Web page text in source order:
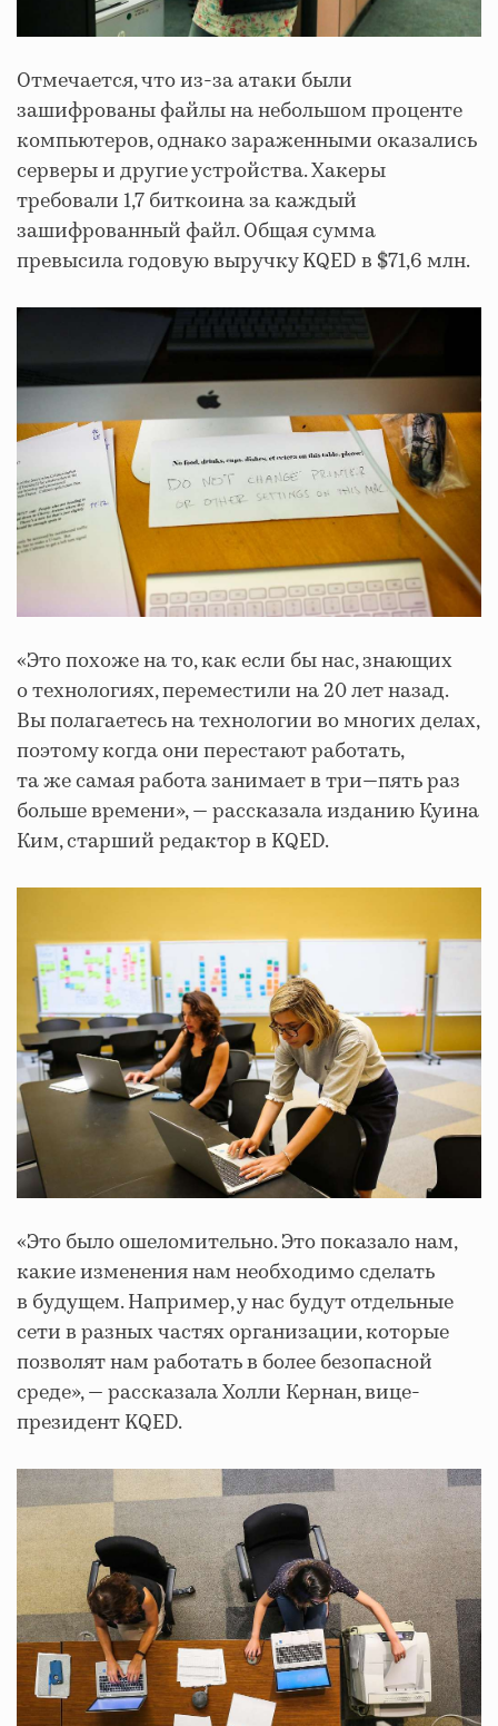
Отмечается, что из-за атаки были
зашифрованы файлы на небольшом проценте
компьютеров, однако зараженными оказались
серверы и другие устройства. Хакеры
требовали 1,7 биткоина за каждый
зашифрованный файл. Общая сумма
превысила годовую выручку KQED в $71,6 млн.
«Это похоже на то, как если бы нас, знающих
о технологиях, переместили на 20 лет назад.
Вы полагаетесь на технологии во многих делах,
поэтому когда они перестают работать,
та же самая работа занимает в три—пять раз
больше времени», — рассказала изданию Куина
Ким, старший редактор в KQED.
«Это было ошеломительно. Это показало нам,
какие изменения нам необходимо сделать
в будущем. Например, у нас будут отдельные
сети в разных частях организации, которые
позволят нам работать в более безопасной
среде», — рассказала Холли Кернан, вице-
президент KQED.